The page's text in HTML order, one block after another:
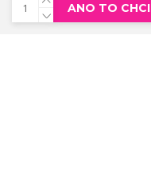
ANO TO CHCI